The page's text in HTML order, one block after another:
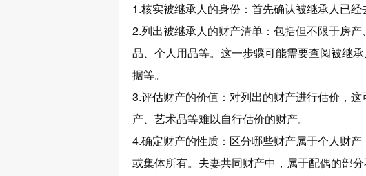
1.核实被继承人的身份：首先确认被继承人已经
2.列出被继承人的财产清单：包括但不限于房
品、个人用品等。这一步骤可能需要查阅被继
据等。
3.评估财产的价值：对列出的财产进行估价，
产、艺术品等难以自行估价的财产。
4.确定财产的性质：区分哪些财产属于个人财
或集体所有。夫妻共同财产中，属于配偶的部分